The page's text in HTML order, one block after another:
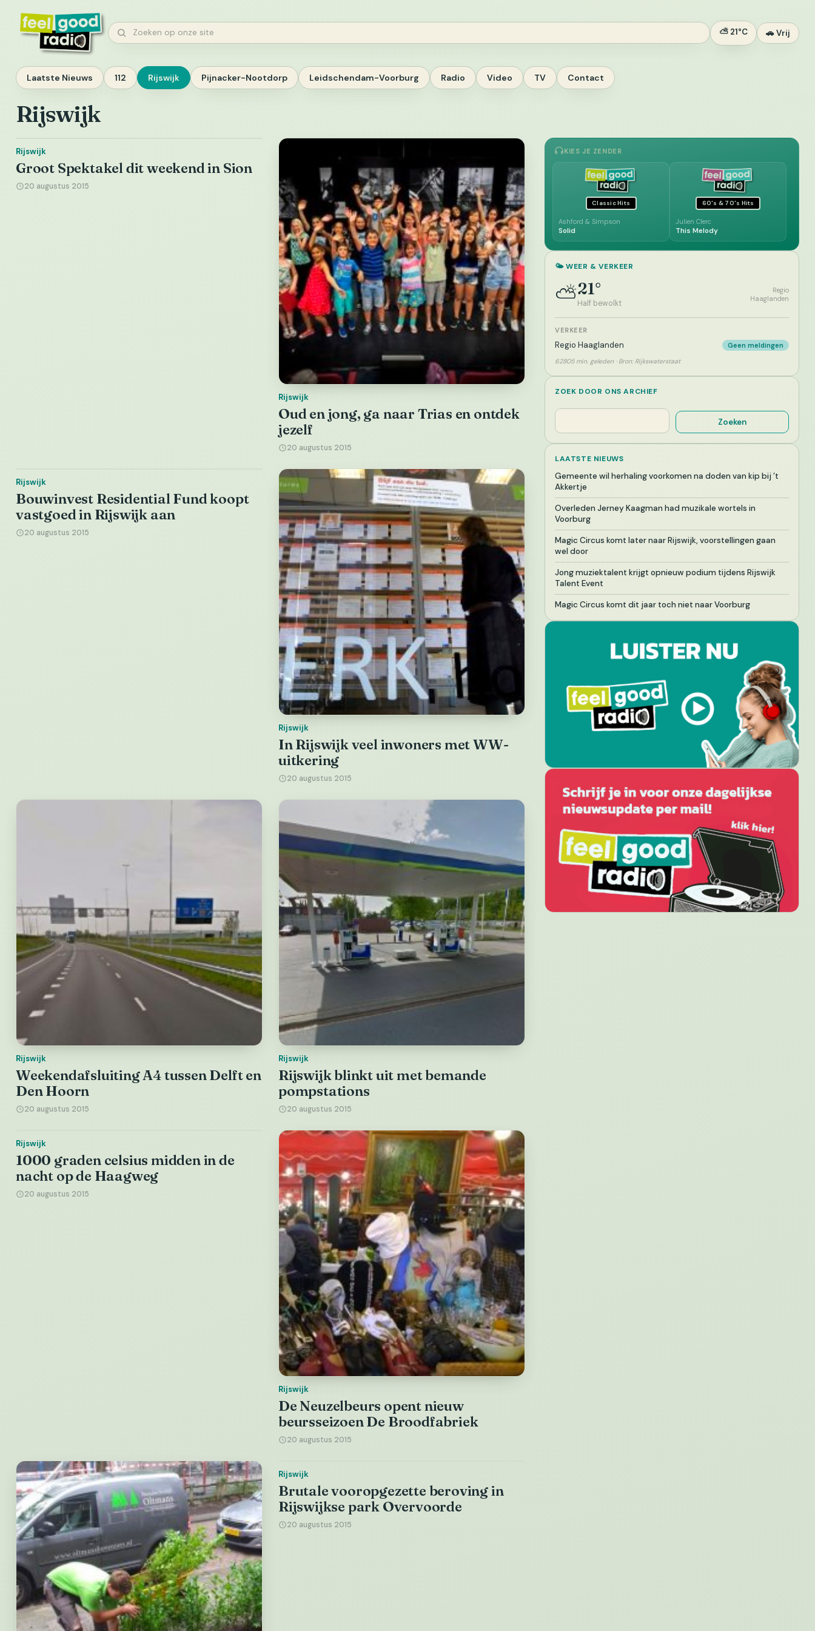
inhoud
Zoeken ⛅ 21°C 🚗 Vrij
Laatste Nieuws 112 Rijswijk Pijnacker-Nootdorp Leidschendam-Voorburg Radio Video TV Contact
Rijswijk
Rijswijk
Groot Spektakel dit weekend in Sion
20 augustus 2015
Rijswijk
Oud en jong, ga naar Trias en ontdek
jezelf
20 augustus 2015
Rijswijk
Bouwinvest Residential Fund koopt
vastgoed in Rijswijk aan
20 augustus 2015
Rijswijk
In Rijswijk veel inwoners met WW-
uitkering
20 augustus 2015
Rijswijk
Weekendafsluiting A4 tussen Delft en
Den Hoorn
20 augustus 2015
Rijswijk
Rijswijk blinkt uit met bemande
pompstations
20 augustus 2015
Rijswijk
1000 graden celsius midden in de
nacht op de Haagweg
20 augustus 2015
Rijswijk
De Neuzelbeurs opent nieuw
beursseizoen De Broodfabriek
20 augustus 2015
Rijswijk
Brutale vooropgezette beroving in
Rijswijkse park Overvoorde
20 augustus 2015
KIES JE ZENDER
Classic Hits
Ashford & Simpson
Solid
60's & 70's Hits
Julien Clerc
This Melody
🌤️ WEER & VERKEER
⛅21°
Half bewolkt
Regio
Haaglanden
VERKEER
Regio Haaglanden Geen meldingen
62805 min. geleden · Bron: Rijkswaterstaat
ZOEK DOOR ONS ARCHIEF
Zoeken
Zoeken
LAATSTE NIEUWS
Gemeente wil herhaling voorkomen na doden van kip bij ’t
Akkertje
Overleden Jerney Kaagman had muzikale wortels in
Voorburg
Magic Circus komt later naar Rijswijk, voorstellingen gaan
wel door
Jong muziektalent krijgt opnieuw podium tijdens Rijswijk
Talent Event
Magic Circus komt dit jaar toch niet naar Voorburg